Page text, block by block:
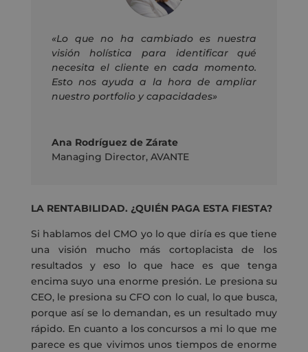
«Lo que no ha cambiado es nuestra
visión holística para identificar qué
necesita elclienteen cada momento.
Esto nos ayuda a la hora de ampliar
nuestro portfolio y capacidades»
Ana Rodríguez de Zárate
Managing Director, AVANTE
LA RENTABILIDAD. ¿QUIÉN PAGA ESTA FIESTA?
Si hablamos del CMO yo lo que diría es que tiene
una visión mucho más cortoplacista de los
resultados y eso lo que hace es que tenga
encima suyo una enorme presión. Le presiona su
CEO, le presiona su CFO con lo cual, lo que busca,
porque así se lo demandan, es un resultado muy
rápido. En cuanto a los concursos a mi lo que me
parece es que vivimos unos tiempos de enorme